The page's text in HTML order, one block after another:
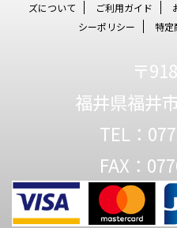
ズについて
ご利用ガイド
シーポリシー
特定
〒
福井県福井
TEL：
FAX：